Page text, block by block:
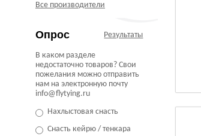
Все производители
Опрос Результаты
В каком разделе
недостаточно товаров? Свои
пожелания можно отправить
нам на электронную почту
info@flytying.ru
Нахлыстовая снасть
Снасть кейрю / тенкара